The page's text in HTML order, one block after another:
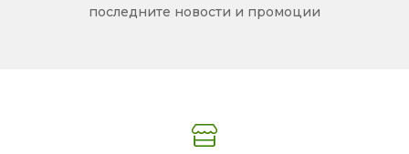
последните новости и промоции